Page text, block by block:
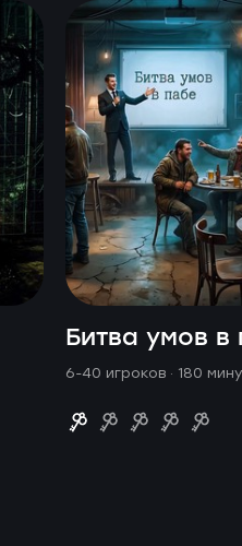
Битва умов в
6-40 игроков · 180